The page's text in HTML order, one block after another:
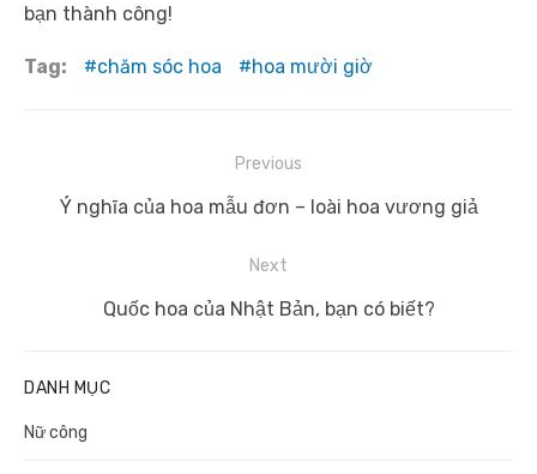
bạn thành công!
Tag: chăm sóc hoa hoa mười giờ
hướng
Previous
Previous
Ý nghĩa của hoa mẫu đơn – loài hoa vương giả
Next
Next
Quốc hoa của Nhật Bản, bạn có biết?
DANH MỤC
Nữ công